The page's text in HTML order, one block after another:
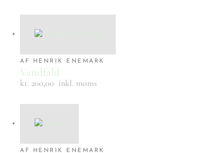
AF HENRIK ENEMARK
Vandfald
kr. 200,00 inkl. moms
AF HENRIK ENEMARK